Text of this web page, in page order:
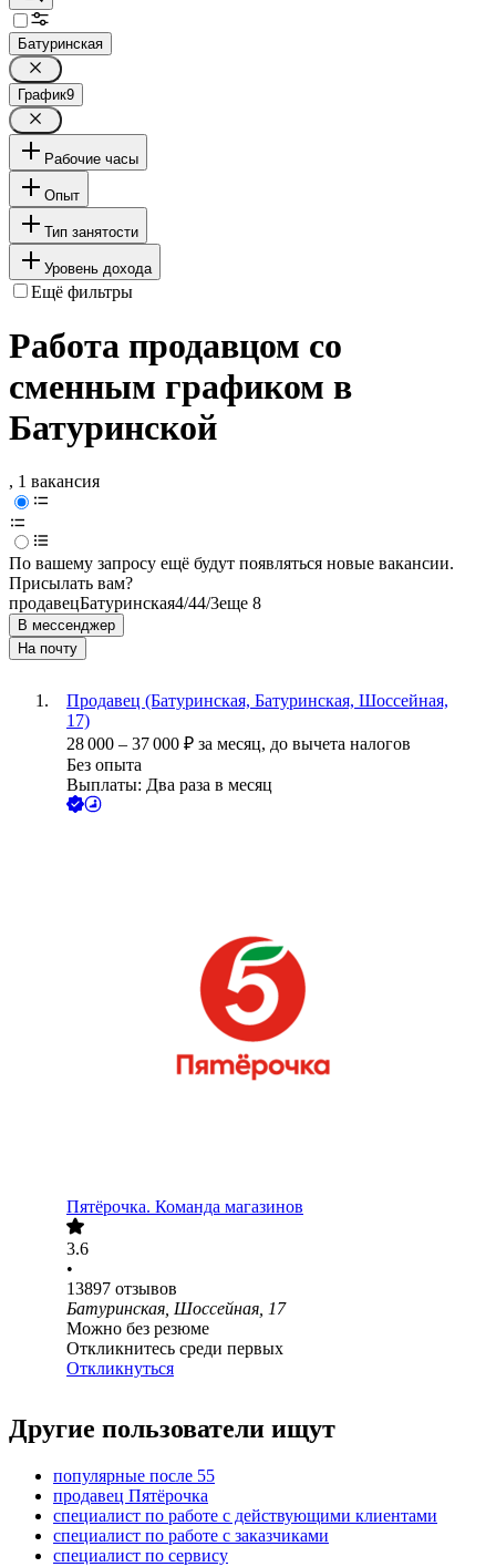
Батуринская
График9
Рабочие часы
Опыт
Тип занятости
Уровень дохода
Ещё фильтры
Работа продавцом со
сменным графиком в
Батуринской
, 1 вакансия
По вашему запросу ещё будут появляться новые вакансии.
Присылать вам?
продавецБатуринская4/44/3еще 8
В мессенджер
На почту
Продавец (Батуринская, Батуринская, Шоссейная,
17)
28 000 – 37 000 ₽ за месяц, до вычета налогов
Без опыта
Выплаты: Два раза в месяц
Пятёрочка. Команда магазинов
3.6
•
13897 отзывов
Батуринская, Шоссейная, 17
Можно без резюме
Откликнитесь среди первых
Откликнуться
Другие пользователи ищут
популярные после 55
продавец Пятёрочка
специалист по работе с действующими клиентами
специалист по работе с заказчиками
специалист по сервису